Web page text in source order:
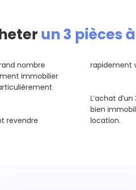
un 3 pièces
nombre
immobilier
revendre
rapidement
L’achat
bien
location.